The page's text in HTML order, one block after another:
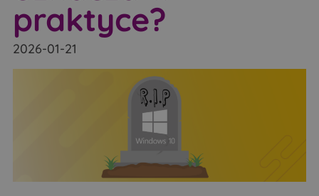
praktyce?
2026-01-21